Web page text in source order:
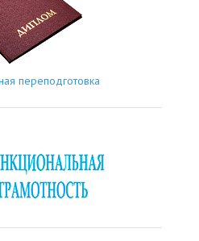
переподготовка